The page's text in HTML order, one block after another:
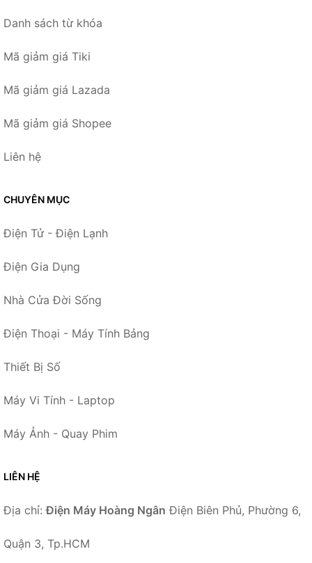
Danh sách từ khóa
Mã giảm giá Tiki
Mã giảm giá Lazada
Mã giảm giá Shopee
Liên hệ
CHUYÊN MỤC
Điện Tử - Điện Lạnh
Điện Gia Dụng
Nhà Cửa Đời Sống
Điện Thoại - Máy Tính Bảng
Thiết Bị Số
Máy Vi Tính - Laptop
Máy Ảnh - Quay Phim
LIÊN HỆ
Địa chỉ:Điện Máy Hoàng Ngân Điện Biên Phủ, Phường 6,
Quận 3, Tp.HCM